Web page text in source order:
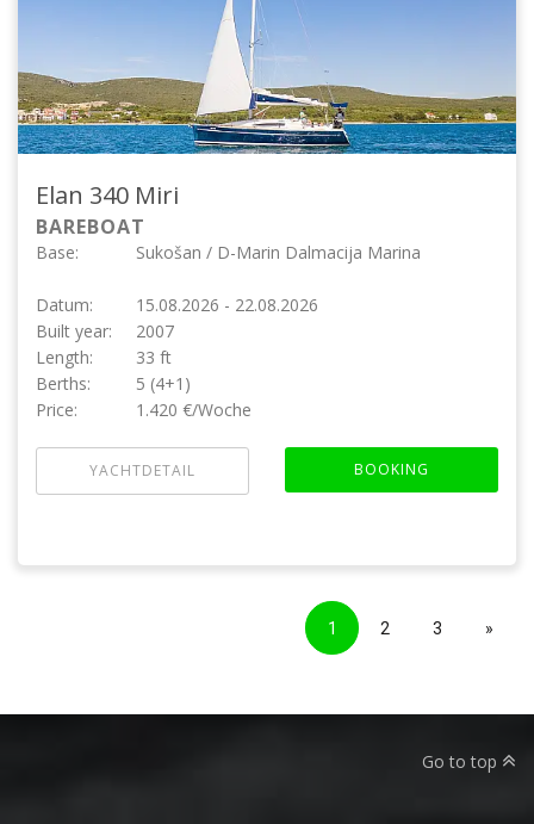
Elan 340 Miri
BAREBOAT
Base: Sukošan / D-Marin Dalmacija Marina
Datum:
15.08.2026 - 22.08.2026
Built year:
2007
Length:
33 ft
Berths:
5 (4+1)
Price:
1.420 €/Woche
YACHTDETAIL BOOKING
1 2 3 »
Go to top